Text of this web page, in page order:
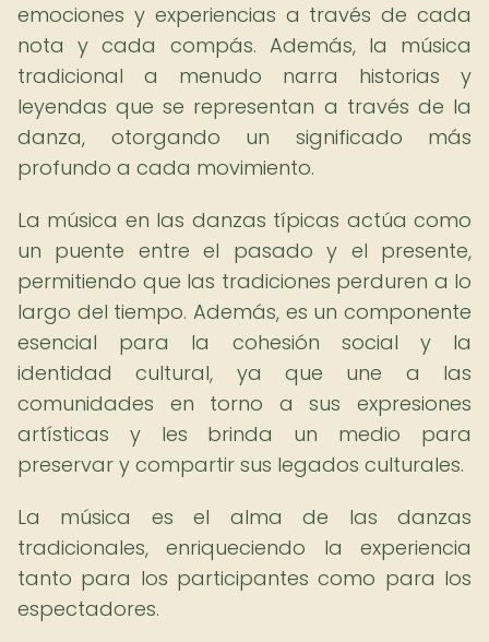
emociones y experiencias a través de cada
nota y cada compás. Además, la música
tradicional a menudo narra historias y
leyendas que se representan a través de la
danza, otorgando un significado más
profundo a cada movimiento.
La música en las danzas típicas actúa como
un puente entre el pasado y el presente,
permitiendo que las tradiciones perduren a lo
largo del tiempo. Además, es un componente
esencial para la cohesión social y la
identidad cultural, ya que une a las
comunidades en torno a sus expresiones
artísticas y les brinda un medio para
preservar y compartir sus legados culturales.
La música es el alma de las danzas
tradicionales, enriqueciendo la experiencia
tanto para los participantes como para los
espectadores.